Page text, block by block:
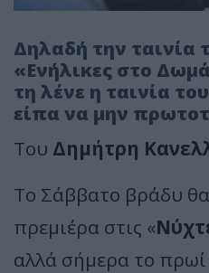
Δηλαδή την ταινία
«Ενήλικες στο
τη λένε η ταινία
είπα να μην
Του Δημήτρη
Το Σάββατο βράδυ
πρεμιέρα στις «
αλλά σήμερα το